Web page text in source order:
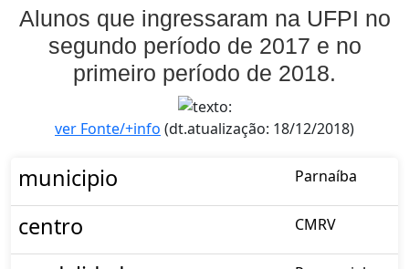
Alunos que ingressaram na UFPI no
segundo período de 2017 e no
primeiro período de 2018.
ver Fonte/+info (dt.atualização: 18/12/2018)
municipio Parnaíba
centro CMRV